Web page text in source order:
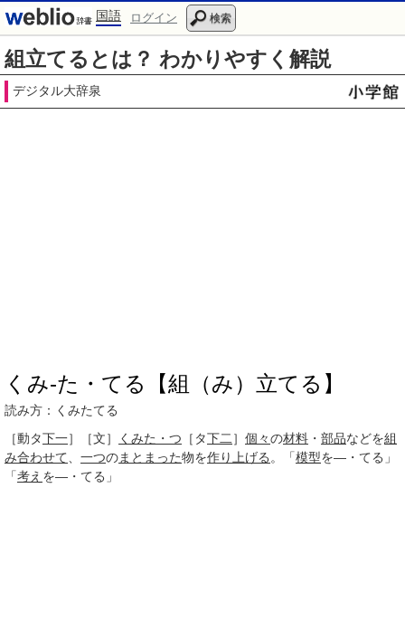
国語 ログイン 検索
組立てるとは？ わかりやすく解説
デジタル大辞泉
くみ‐た・てる【組（み）立てる】
読み方：くみたてる
［動タ下一］ ［文］ くみた・つ ［タ下二 ］ 個々の材料 ・ 部品などを組
み合わせて
一つのまとまった物を作り上げる 。「模型を―・てる」
「考え を―・てる」